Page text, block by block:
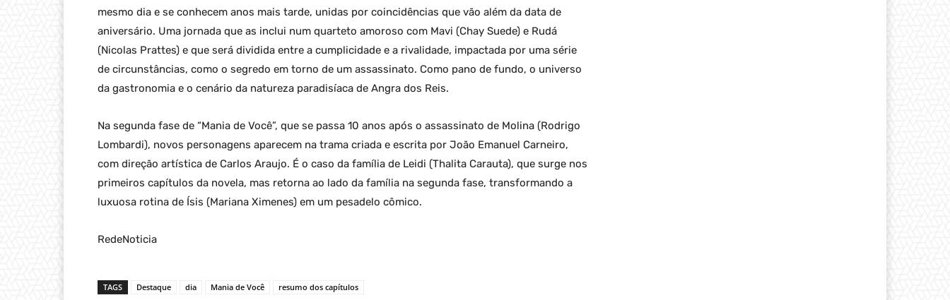
mesmo dia e se conhecem anos mais tarde, unidas por coincidências que vão além da data de
aniversário. Uma jornada que as inclui num quarteto amoroso com Mavi (Chay Suede) e Rudá
(Nicolas Prattes) e que será dividida entre a cumplicidade e a rivalidade, impactada por uma série
de circunstâncias, como o segredo em torno de um assassinato. Como pano de fundo, o universo
da gastronomia e o cenário da natureza paradisíaca de Angra dos Reis.
Na segunda fase de “Mania de Você”, que se passa 10 anos após o assassinato de Molina (Rodrigo
Lombardi), novos personagens aparecem na trama criada e escrita por João Emanuel Carneiro,
com direção artística de Carlos Araujo. É o caso da família de Leidi (Thalita Carauta), que surge nos
primeiros capítulos da novela, mas retorna ao lado da família na segunda fase, transformando a
luxuosa rotina de Ísis (Mariana Ximenes) em um pesadelo cômico.
RedeNoticia
TAGS Destaque dia Mania de Você resumo dos capítulos